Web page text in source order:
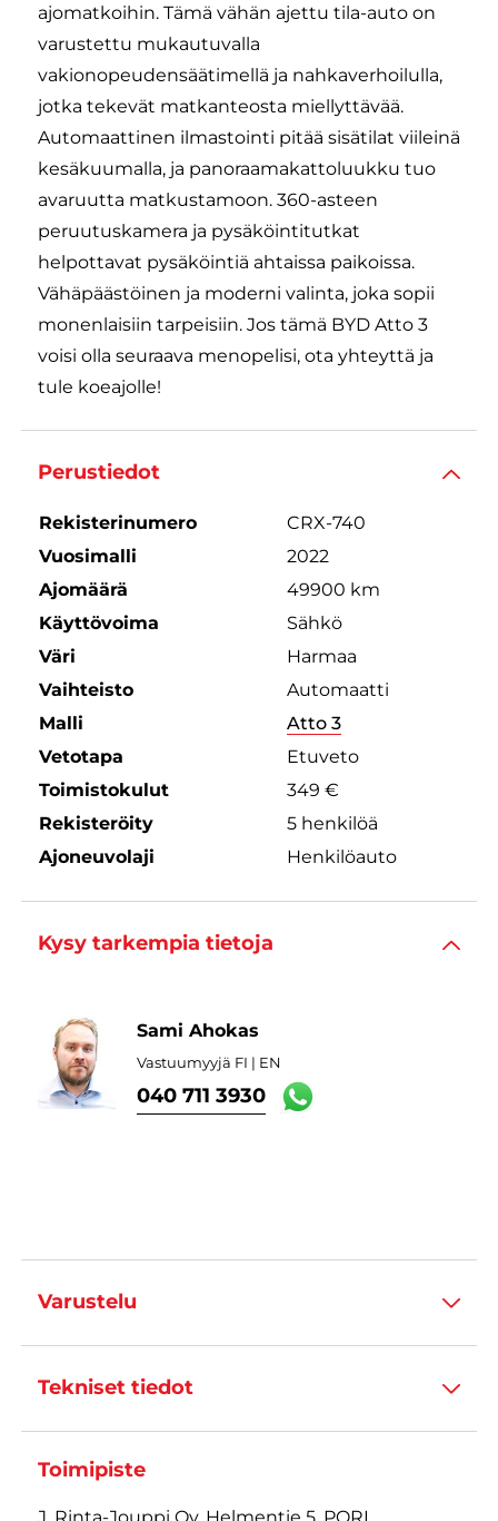
ajomatkoihin. Tämä vähän ajettu tila-auto on
varustettu mukautuvalla
vakionopeudensäätimellä ja nahkaverhoilulla,
jotka tekevät matkanteosta miellyttävää.
Automaattinen ilmastointi pitää sisätilat viileinä
kesäkuumalla, ja panoraamakattoluukku tuo
avaruutta matkustamoon. 360-asteen
peruutuskamera ja pysäköintitutkat
helpottavat pysäköintiä ahtaissa paikoissa.
Vähäpäästöinen ja moderni valinta, joka sopii
monenlaisiin tarpeisiin. Jos tämä BYD Atto 3
voisi olla seuraava menopelisi, ota yhteyttä ja
tule koeajolle!
Perustiedot
Rekisterinumero
CRX-740
Vuosimalli
2022
Ajomäärä
49900 km
Käyttövoima
Sähkö
Väri
Harmaa
Vaihteisto
Automaatti
Malli
Atto 3
Vetotapa
Etuveto
Toimistokulut
349 €
Rekisteröity
5 henkilöä
Ajoneuvolaji
Henkilöauto
Kysy tarkempia tietoja
Sami Ahokas
Vastuumyyjä FI | EN
040 711 3930
Varustelu
Tekniset tiedot
Toimipiste